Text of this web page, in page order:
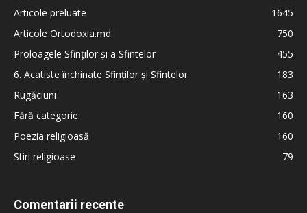
Articole preluate
1645
Articole Ortodoxia.md
750
Proloagele Sfinților și a Sfintelor
455
6. Acatiste închinate Sfinților și Sfintelor
183
Rugăciuni
163
Fără categorie
160
Poezia religioasă
160
Stiri religioase
79
Comentarii recente